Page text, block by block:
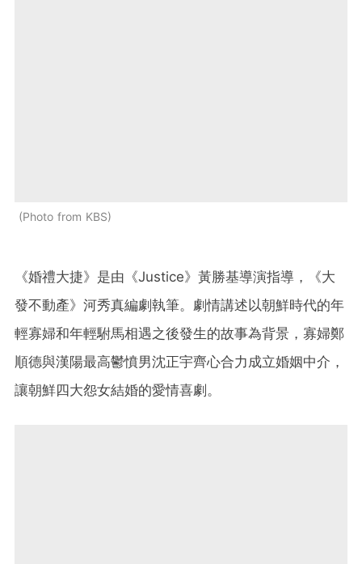
Photo from KBS
《婚禮大捷》是由《Justice》黃勝基導演指導，《大
發不動產》河秀真編劇執筆。劇情講述以朝鮮時代的年
輕寡婦和年輕駙馬相遇之後發生的故事為背景，寡婦鄭
順德與漢陽最高鬱憤男沈正宇齊心合力成立婚姻中介，
讓朝鮮四大怨女結婚的愛情喜劇。